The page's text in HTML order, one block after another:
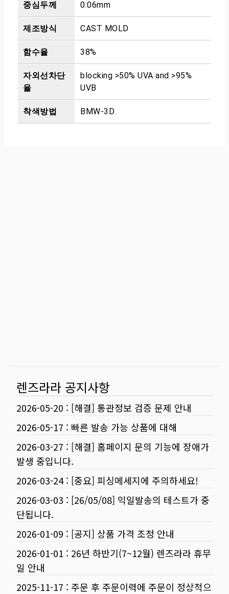
중심두께 0.06mm
제조방식 CAST MOLD
함수율 38%
자외선차단
율
blocking >50% UVA and >95%
UVB
착색방법 BMW-3D
렌즈라라 공지사항
2026-05-20 : [해결] 통관정보 검증 문제 안내
2026-05-17 : 빠른 발송 가능 상품에 대해
2026-03-27 : [해결] 홈페이지 문의 기능에 장애가
발생 중입니다.
2026-03-24: [중요] 피싱메세지에 주의하세요!
2026-03-03 : [26/05/08] 익일발송의 테스트가 중
단됩니다.
2026-01-09 : [공지] 상품 가격 조정 안내
2026-01-01 : 26년 하반기(7~12월) 렌즈라라 휴무
일 안내
2025-11-17 : 주문 후 주문이력에 주문이 정상적으